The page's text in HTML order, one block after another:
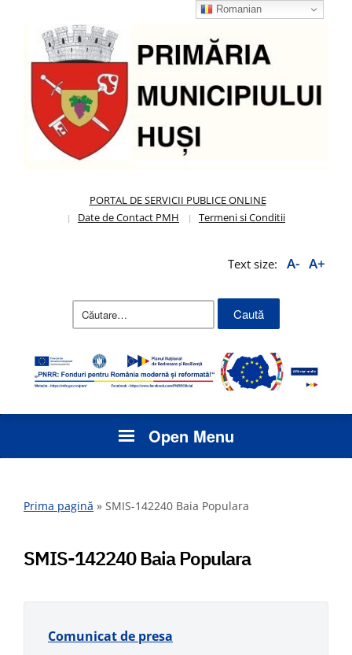
PORTAL DE SERVICII PUBLICE ONLINE
Date de Contact PMH
Termeni si Conditii
Text size: A- A+
Caută
Open Menu
Prima pagină » SMIS-142240 Baia Populara
SMIS-142240 Baia Populara
Comunicat de presa
Romanian